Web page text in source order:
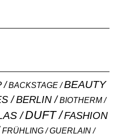
BACKSTAGE BEAUTY
BERLIN
BIOTHERM
DUFT
FASHION
FRÜHLING GUERLAIN